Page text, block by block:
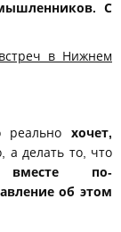
С
в Нижнем
реальнохочет,
а делать то, что
по-
об этом